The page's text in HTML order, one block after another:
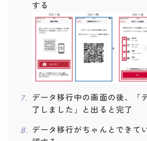
する
データ移行中の画面の後、「
了しました」と出ると完了
データ移行がちゃんとできて